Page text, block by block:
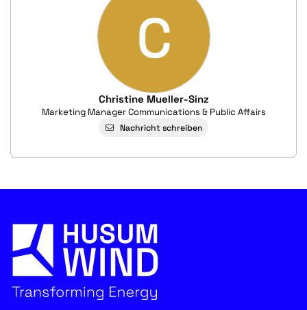
C
Christine Mueller-Sinz
Marketing Manager Communications & Public Affairs
Nachricht schreiben